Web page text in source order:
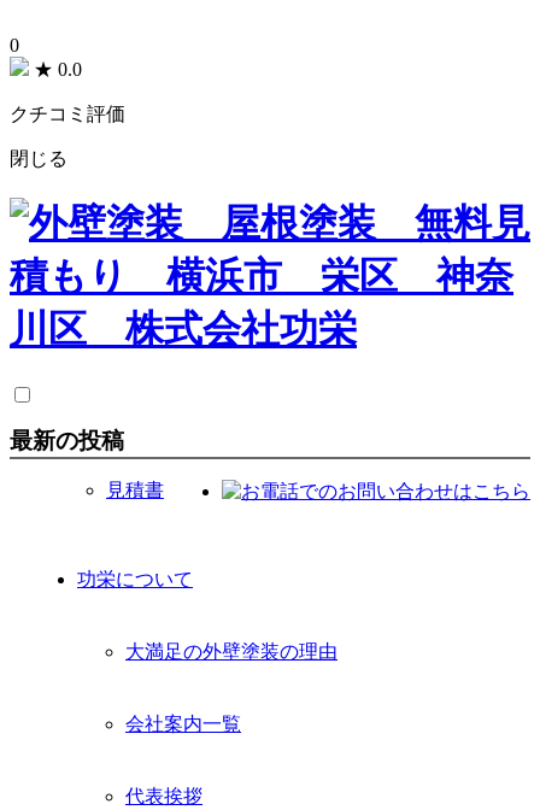
0
★ 0.0
クチコミ評価
閉じる
功栄について
大満足の外壁塗装の理由
会社案内一覧
代表挨拶
最新の投稿
見積書